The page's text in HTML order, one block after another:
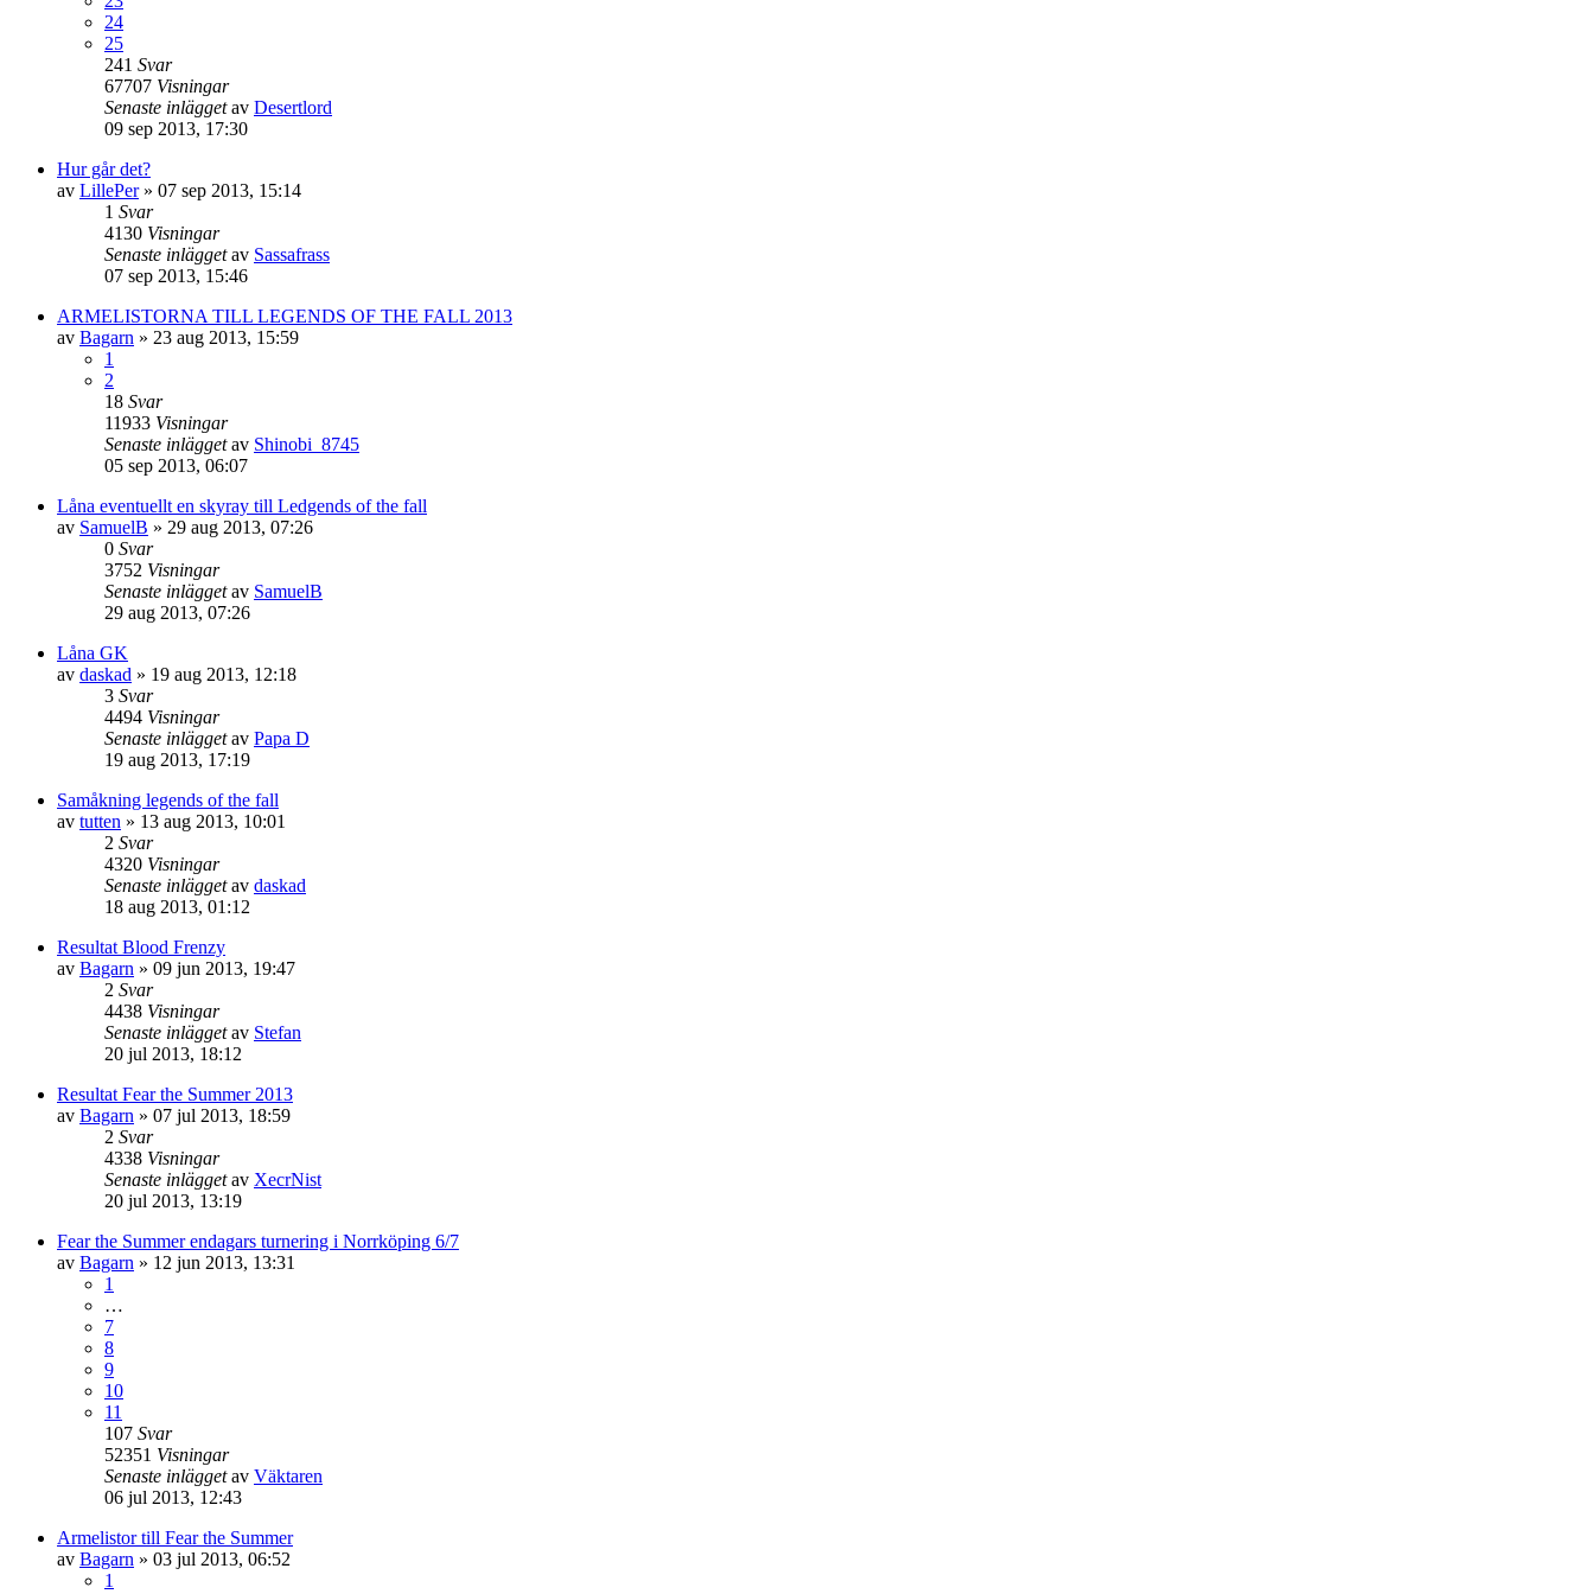
24
25
241 Svar
67707 Visningar
Senaste inläggetav Desertlord
09 sep 2013, 17:30
Hur går det?
av LillePer» 07 sep 2013, 15:14
1 Svar
4130 Visningar
Senaste inläggetav Sassafrass
07 sep 2013, 15:46
ARMELISTORNA TILL LEGENDS OF THE FALL 2013
av Bagarn » 23 aug 2013, 15:59
1
2
18 Svar
11933 Visningar
Senaste inläggetav Shinobi_8745
05 sep 2013, 06:07
Låna eventuellt en skyray till Ledgends of the fall
av SamuelB » 29 aug 2013, 07:26
0 Svar
3752 Visningar
Senaste inläggetav SamuelB
29 aug 2013, 07:26
Låna GK
av daskad » 19 aug 2013, 12:18
3 Svar
4494 Visningar
Senaste inläggetav Papa D
19 aug 2013, 17:19
Samåkning legends of the fall
av tutten » 13 aug 2013, 10:01
2 Svar
4320 Visningar
Senaste inläggetav daskad
18 aug 2013, 01:12
Resultat Blood Frenzy
av Bagarn » 09 jun 2013, 19:47
2 Svar
4438 Visningar
Senaste inläggetav Stefan
20 jul 2013, 18:12
Resultat Fear the Summer 2013
av Bagarn » 07 jul 2013, 18:59
2 Svar
4338 Visningar
Senaste inläggetav XecrNist
20 jul 2013, 13:19
Fear the Summer endagars turnering i Norrköping 6/7
av Bagarn » 12 jun 2013, 13:31
1
…
7
8
9
10
11
107 Svar
52351 Visningar
Senaste inläggetav Väktaren
06 jul 2013, 12:43
Armelistor till Fear the Summer
av Bagarn » 03 jul 2013, 06:52
1